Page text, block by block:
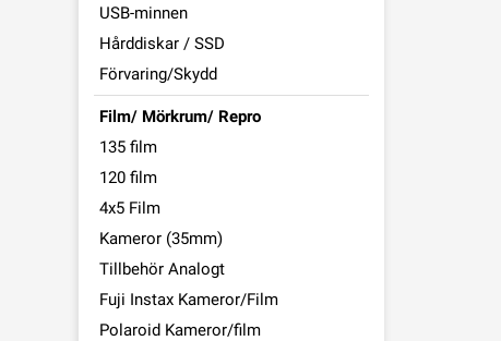
USB-minnen
Hårddiskar / SSD
Förvaring/Skydd
Film/ Mörkrum/ Repro
135 film
120 film
4x5 Film
Kameror (35mm)
Tillbehör Analogt
Fuji Instax Kameror/Film
Polaroid Kameror/film